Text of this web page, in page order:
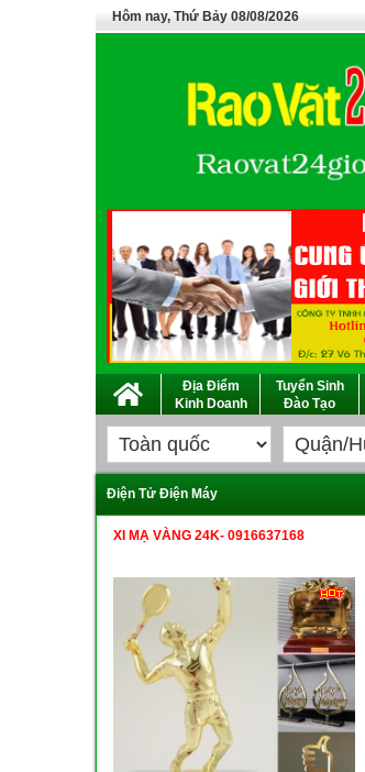
Hôm nay, Thứ Bảy 08/08/2026
Địa Điểm
Kinh Doanh
Tuyển Sinh
Đào Tạo
Điện Tử Điện Máy
XI MẠ VÀNG 24K- 0916637168